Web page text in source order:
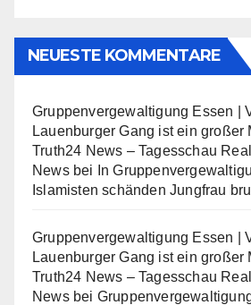
NEUESTE KOMMENTARE
Gruppenvergewaltigung Essen |
Lauenburger Gang ist ein großer
Truth24 News – Tagesschau
Newsbei
In
Islamisten schänden Jungfrau
Gruppenvergewaltigung Essen |
Lauenburger Gang ist ein großer
Truth24 News – Tagesschau
Newsbei Gruppenvergewaltigung